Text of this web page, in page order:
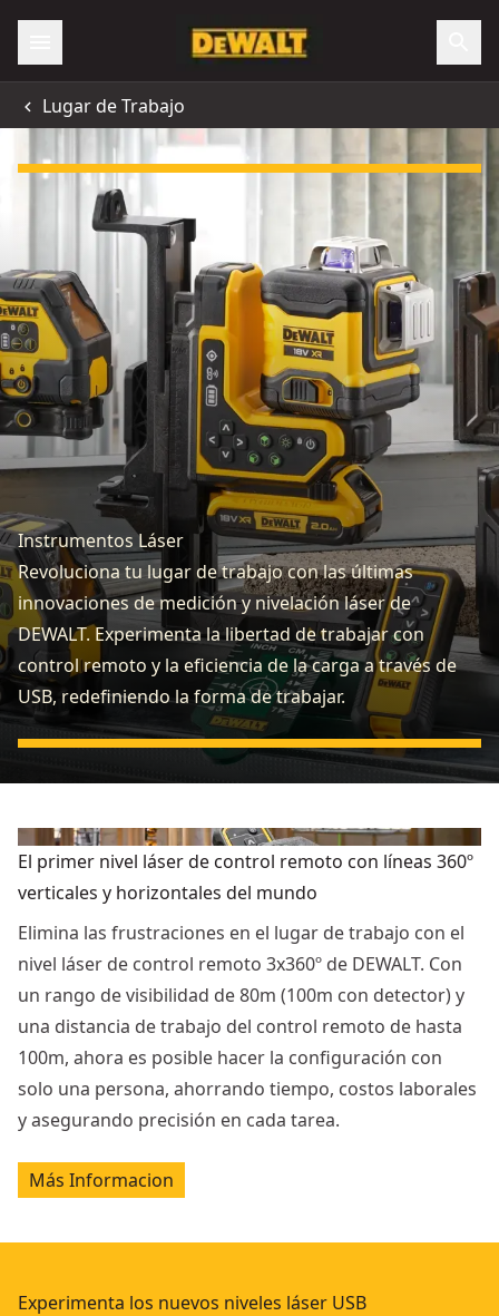
Lugar de Trabajo
Instrumentos Láser
Revoluciona tu lugar de trabajo con las últimas
innovaciones de medición y nivelación láser de
DEWALT. Experimenta la libertad de trabajar con
control remoto y la eficiencia de la carga a través de
USB, redefiniendo la forma de trabajar.
El primer nivel láser de control remoto con líneas 360º
verticales y horizontales del mundo
Elimina las frustraciones en el lugar de trabajo con el
nivel láser de control remoto 3x360º de DEWALT. Con
un rango de visibilidad de 80m (100m con detector) y
una distancia de trabajo del control remoto de hasta
100m, ahora es posible hacer la configuración con
solo una persona, ahorrando tiempo, costos laborales
y asegurando precisión en cada tarea.
Más Informacion
Experimenta los nuevos niveles láser USB